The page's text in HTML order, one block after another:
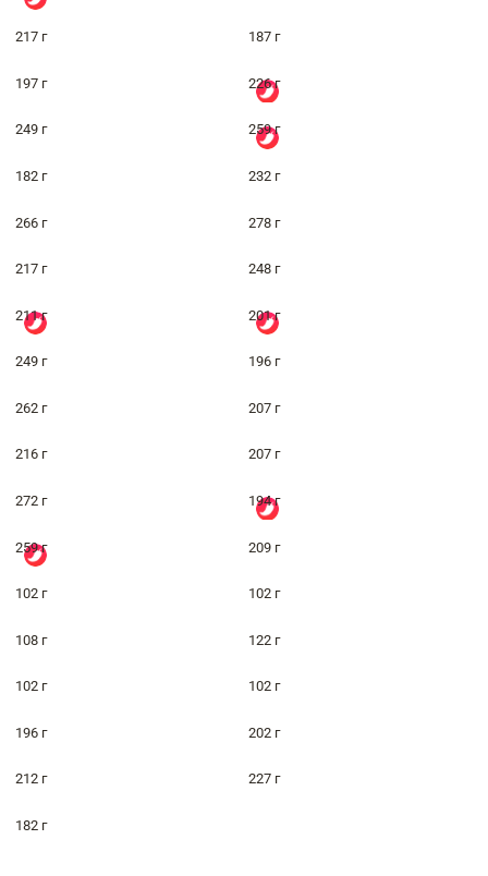
217 г 187 г
197 г 226 г
249 г 259 г
182 г 232 г
266 г 278 г
217 г 248 г
211 г 201 г
249 г 196 г
262 г 207 г
216 г 207 г
272 г 194 г
259 г 209 г
102 г 102 г
108 г 122 г
102 г 102 г
196 г 202 г
212 г 227 г
182 г